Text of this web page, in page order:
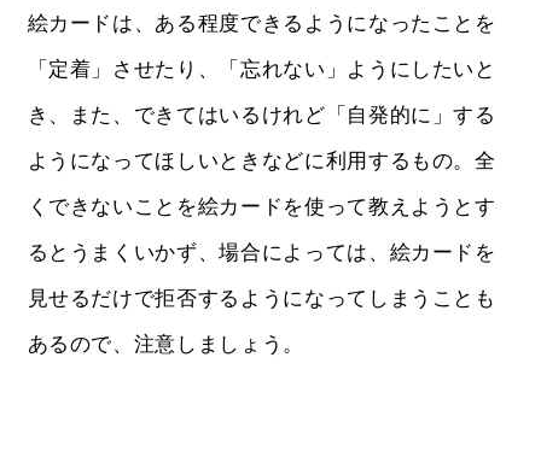
絵カードは、ある程度できるようになったことを
「定着」させたり、「忘れない」ようにしたいと
き、また、できてはいるけれど「自発的に」する
ようになってほしいときなどに利用するもの。全
くできないことを絵カードを使って教えようとす
るとうまくいかず、場合によっては、絵カードを
見せるだけで拒否するようになってしまうことも
あるので、注意しましょう。